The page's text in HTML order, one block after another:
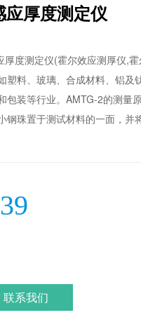
厚度测定仪
度测定仪(霍尔效应测厚仪,
塑料、玻璃、合成材料、铝及
包装等行业。AMTG-2的测量
钢珠置于测试材料的一面，
联系我们